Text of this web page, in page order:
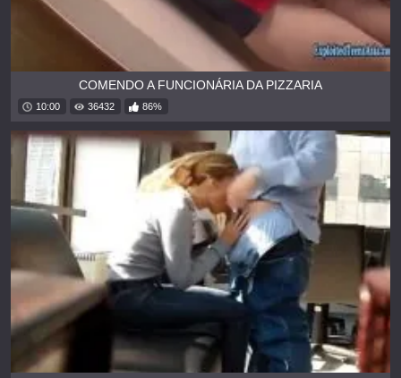
COMENDO A FUNCIONÁRIA DA PIZZARIA
10:00 36432 86%